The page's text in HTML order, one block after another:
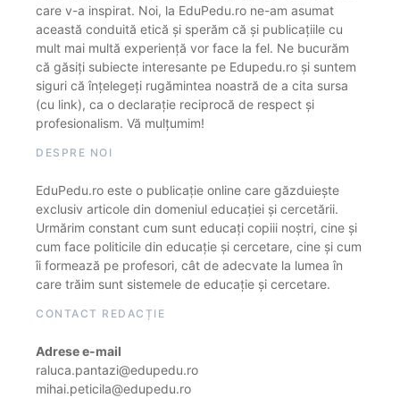
care v-a inspirat. Noi, la EduPedu.ro ne-am asumat
această conduită etică și sperăm că și publicațiile cu
mult mai multă experiență vor face la fel. Ne bucurăm
că găsiți subiecte interesante pe Edupedu.ro și suntem
siguri că înțelegeți rugămintea noastră de a cita sursa
(cu link), ca o declarație reciprocă de respect și
profesionalism. Vă mulțumim!
DESPRE NOI
EduPedu.ro este o publicație online care găzduiește
exclusiv articole din domeniul educației și cercetării.
Urmărim constant cum sunt educați copiii noștri, cine și
cum face politicile din educație și cercetare, cine și cum
îi formează pe profesori, cât de adecvate la lumea în
care trăim sunt sistemele de educație și cercetare.
CONTACT REDACȚIE
Adrese e-mail
raluca.pantazi@edupedu.ro
mihai.peticila@edupedu.ro